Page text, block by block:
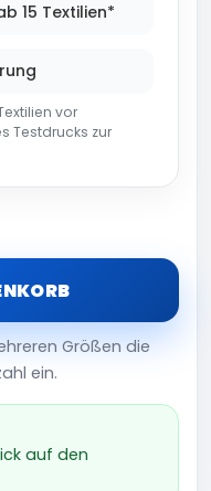
15 Textilien*
vor
Testdrucks zur
Größen die
ein.
auf den